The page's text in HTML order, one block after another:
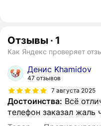
Отзывы · 1
Как Яндекс проверяет
Денис Khamidov
47 отзывов
7 августа 2025
Достоинства: Всё
телефон заказал жаль